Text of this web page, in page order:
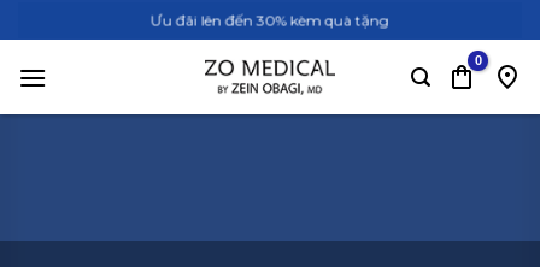
qua
nội
Ưu đãi lên đến 30% kèm quà tặng